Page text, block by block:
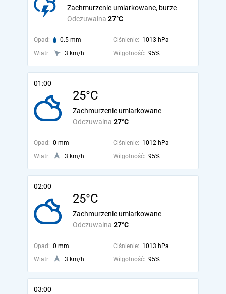
Odczuwalna 27°C
Zachmurzenie umiarkowane, burze
Opad: 0.5 mm Ciśnienie: 1013 hPa
Wiatr:
3 km/h Wilgotność: 95%
01:00
25°C
Odczuwalna 27°C
Zachmurzenie umiarkowane
Opad: 0 mm Ciśnienie: 1012 hPa
Wiatr:
3 km/h Wilgotność: 95%
02:00
25°C
Odczuwalna 27°C
Zachmurzenie umiarkowane
Opad: 0 mm Ciśnienie: 1013 hPa
Wiatr:
3 km/h Wilgotność: 95%
03:00